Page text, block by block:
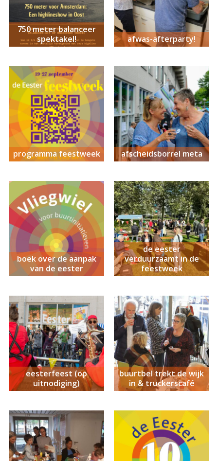
750 meter balanceer
spektakel!
afwas-afterparty!
programma feestweek afscheidsborrel meta
boek over de aanpak
van de eester
de eester
verduurzaamt in de
feestweek
eesterfeest (op
uitnodiging)
buurtbel trekt de wijk
in & truckerscafé